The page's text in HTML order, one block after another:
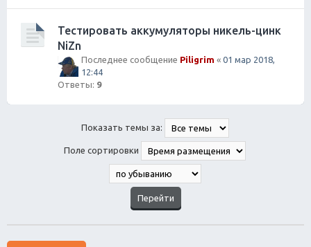
Тестировать аккумуляторы никель-цинк
NiZn
Последнее сообщение Piligrim « 01 мар 2018,
12:44
Ответы: 9
Показать темы за:
Поле сортировки